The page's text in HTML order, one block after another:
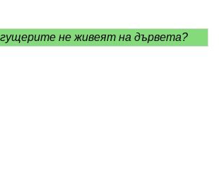
гущерите не живеят на дървета?